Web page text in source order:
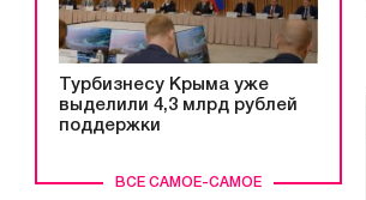
ВСЕ САМОЕ-САМОЕ
Турбизнесу Крыма уже
выделили 4,3 млрд рублей
поддержки